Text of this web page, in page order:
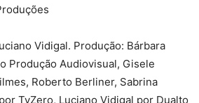
Vidigal. Produção: Bárbara
Produção Audiovisual, Gisele
Roberto Berliner, Sabrina
TvZero, Luciano Vidigal por Dualto